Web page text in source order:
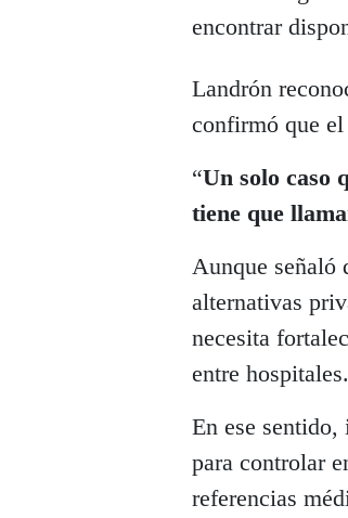
encontrar
Landrón
confirmó que
“Un solo caso
tiene que
Aunque señaló
alternativas
necesita
entre hospitales.
En ese
para controlar
referencias